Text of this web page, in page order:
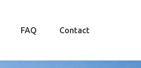
FAQ Contact